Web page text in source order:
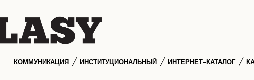
КОММУНИКАЦИЯ ИНСТИТУЦИОНАЛЬНЫЙ ИНТЕРНЕТ-КАТАЛОГ